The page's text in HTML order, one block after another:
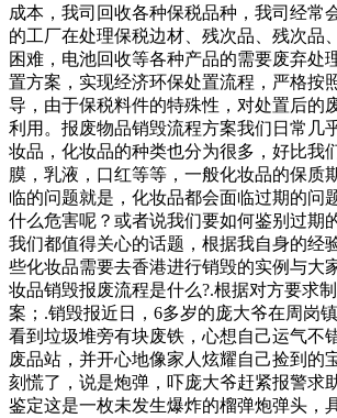
成本，我司回收各种保税品种，我司经常
的工厂在处理保税边材、残次品、残次品
困难，电池回收等各种产品的需要废弃处
置方案，实现经济环保处置流程，严格按
导，由于保税料件的特殊性，对处置后的
利用。报废物品销毁流程方案我们日常几
妆品，化妆品的种类也分为很多，好比我
膜，乳液，口红等等，一般化妆品的保质
临的问题就是，化妆品都会面临过期的问
什么危害呢？或者说我们要如何鉴别过期
我们都值得关心的话题，根据我自身的经
些化妆品需要去香港进行销毁的实例与大
妆品销毁报废流程是什么?.根据对方要求
案；.销毁报近日，6多岁的庞大爷在周岗
看到垃圾堆旁有块废铁，心想自己运气不
废品站，并开心地像家人炫耀自己捡到的
刻慌了，说是炮弹，吓庞大爷赶紧报警求
鉴定这是一枚未发生爆炸的榴弹炮弹头，